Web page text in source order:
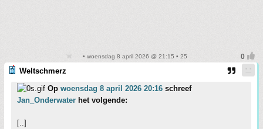
• woensdag 8 april 2026 @ 21:15 • 25
Weltschmerz
Op woensdag 8 april 2026 20:16 schreef
Jan_Onderwater het volgende:
[..]